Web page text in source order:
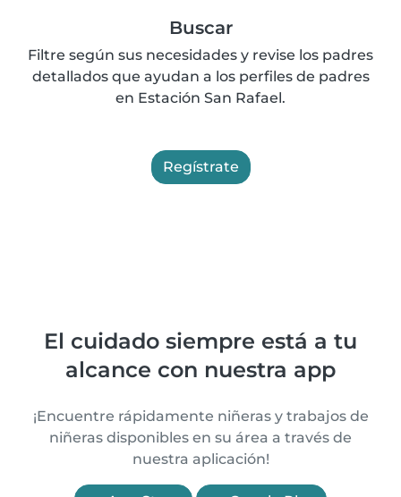
Buscar
Filtre según sus necesidades y revise los padres
detallados que ayudan a los perfiles de padres
en Estación San Rafael.
Regístrate
El cuidado siempre está a tu
alcance con nuestra app
¡Encuentre rápidamente niñeras y trabajos de
niñeras disponibles en su área a través de
nuestra aplicación!